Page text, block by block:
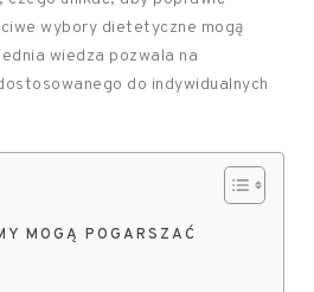
wybory dietetyczne mogą
wiedza pozwala na
do indywidualnych
MOGĄ POGARSZAĆ